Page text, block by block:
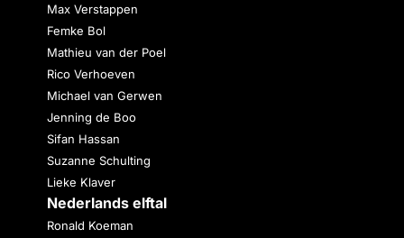
Max Verstappen
Femke Bol
Mathieu van der Poel
Rico Verhoeven
Michael van Gerwen
Jenning de Boo
Sifan Hassan
Suzanne Schulting
Lieke Klaver
Nederlands elftal
Ronald Koeman